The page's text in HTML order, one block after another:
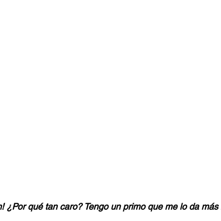
¿Por qué tan caro? Tengo un primo que me lo da más